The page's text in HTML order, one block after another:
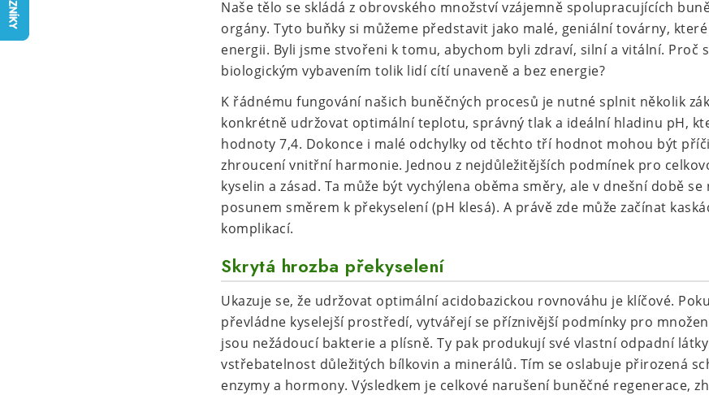
Naše tělo se skládá z obrovského množství vzájemně spolupracujících
orgány. Tyto buňky si můžeme představit jako malé, geniální továrny,
energii. Byli jsme stvořeni k tomu, abychom byli zdraví, silní a vitální. Proč
biologickým vybavením tolik lidí cítí unaveně a bez energie?
K řádnému fungování našich buněčných procesů je nutné splnit několik
konkrétně udržovat optimální teplotu, správný tlak a ideální hladinu pH,
hodnoty 7,4. Dokonce i malé odchylky od těchto tří hodnot mohou být
zhroucení vnitřní harmonie. Jednou z nejdůležitějších podmínek pro
kyselin a zásad. Ta může být vychýlena oběma směry, ale v dnešní době
posunem směrem k překyselení (pH klesá). A právě zde může začínat
komplikací.
Skrytá hrozba překyselení
Ukazuje se, že udržovat optimální acidobazickou rovnováhu je klíčové.
převládne kyselejší prostředí, vytvářejí se příznivější podmínky pro
jsou nežádoucí bakterie a plísně. Ty pak produkují své vlastní odpadní
vstřebatelnost důležitých bílkovin a minerálů. Tím se oslabuje přirozená
enzymy a hormony. Výsledkem je celkové narušení buněčné regenerace,